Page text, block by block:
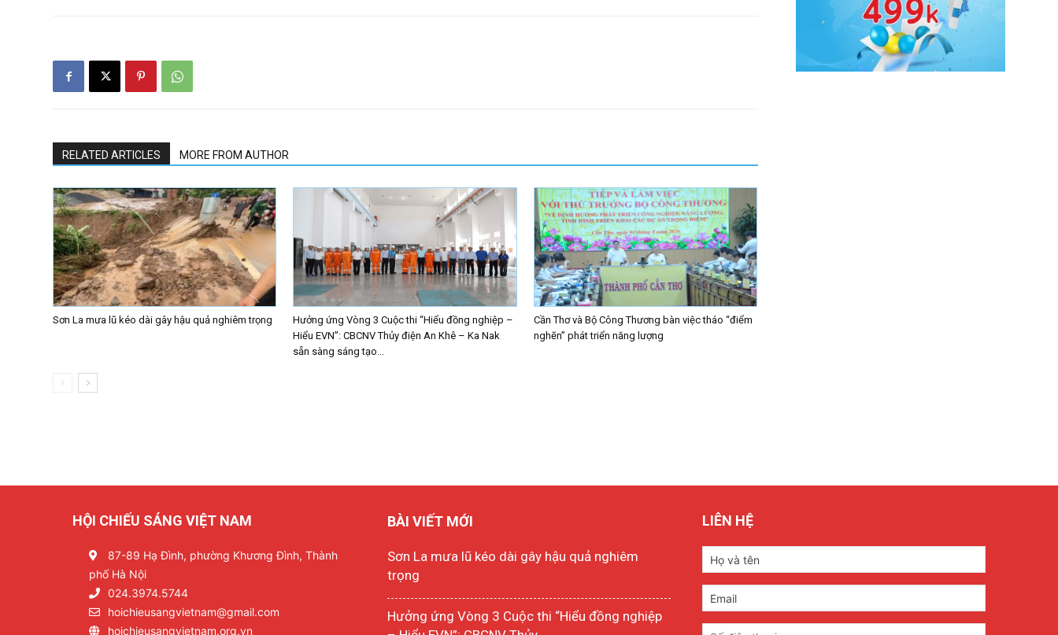
RELATED ARTICLES MORE FROM AUTHOR
Sơn La mưa lũ kéo dài gây hậu quả nghiêm trọng
Hưởng ứng Vòng 3 Cuộc thi “Hiểu đồng nghiệp –
Hiểu EVN”: CBCNV Thủy điện An Khê – Ka Nak
sẵn sàng sáng tạo...
Cần Thơ và Bộ Công Thương bàn việc tháo “điểm
nghẽn” phát triển năng lượng
HỘI CHIẾU SÁNG VIỆT NAM
87-89 Hạ Đình, phường Khương Đình, Thành
phố Hà Nội
024.3974.5744
hoichieusangvietnam@gmail.com
hoichieusangvietnam.org.vn
BÀI VIẾT MỚI
Sơn La mưa lũ kéo dài gây hậu quả nghiêm
trọng
Hưởng ứng Vòng 3 Cuộc thi “Hiểu đồng nghiệp
LIÊN HỆ